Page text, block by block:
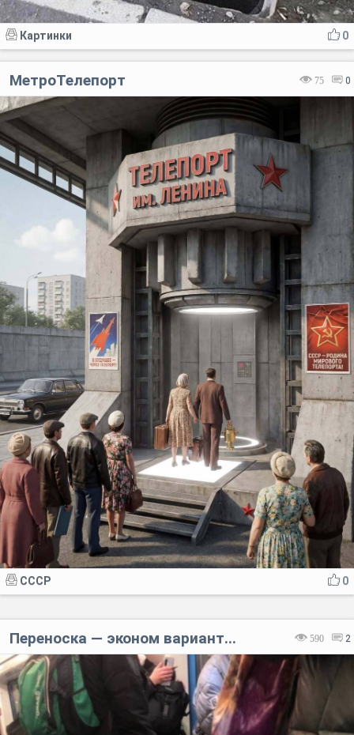
0
Картинки
75 0
МетроТелепорт
0
СССР
590 2
Переноска — эконом вариант...